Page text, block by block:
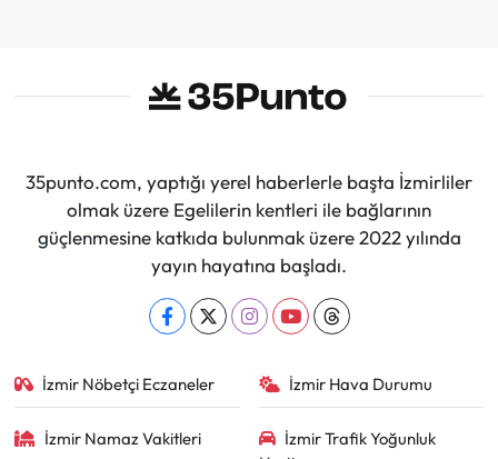
35punto.com, yaptığı yerel haberlerle başta İzmirliler
olmak üzere Egelilerin kentleri ile bağlarının
güçlenmesine katkıda bulunmak üzere 2022 yılında
yayın hayatına başladı.
İzmir Nöbetçi Eczaneler İzmir Hava Durumu
İzmir Namaz Vakitleri
İzmir Trafik Yoğunluk